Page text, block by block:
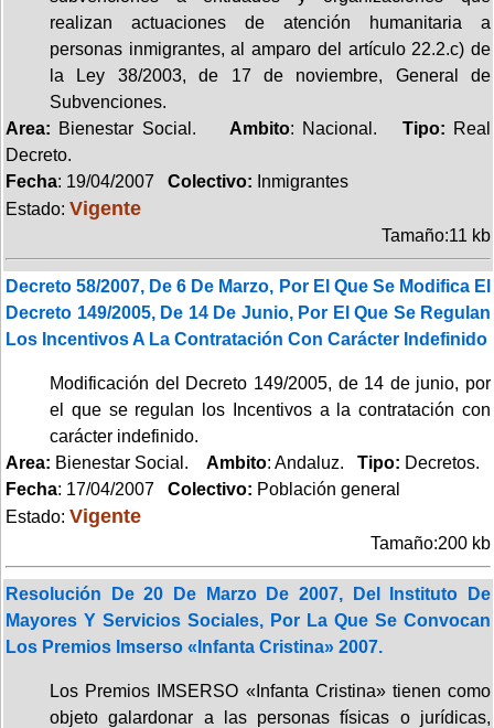
realizan actuaciones de atención humanitaria a
personas inmigrantes, al amparo del artículo 22.2.c) de
la Ley 38/2003, de 17 de noviembre, General de
Subvenciones.
Area: Bienestar Social. Ambito: Nacional. Tipo: Real
Decreto.
Fecha: 19/04/2007 Colectivo: Inmigrantes
Estado: Vigente
Tamaño:11 kb
Decreto 58/2007, De 6 De Marzo, Por El Que Se Modifica El
Decreto 149/2005, De 14 De Junio, Por El Que Se Regulan
Los Incentivos A La Contratación Con Carácter Indefinido
Modificación del Decreto 149/2005, de 14 de junio, por
el que se regulan los Incentivos a la contratación con
carácter indefinido.
Area: Bienestar Social. Ambito: Andaluz. Tipo: Decretos.
Fecha: 17/04/2007 Colectivo: Población general
Estado: Vigente
Tamaño:200 kb
Resolución De 20 De Marzo De 2007, Del Instituto De
Mayores Y Servicios Sociales, Por La Que Se Convocan
Los Premios Imserso «Infanta Cristina» 2007.
Los Premios IMSERSO «Infanta Cristina» tienen como
objeto galardonar a las personas físicas o jurídicas,